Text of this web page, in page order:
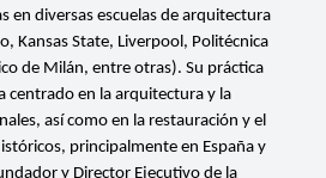
en diversas escuelas de arquitectura
Kansas State, Liverpool, Politécnica
de Milán, entre otras). Su práctica
centrado en la arquitectura y la
así como en la restauración y el
principalmente en España y
y Director Ejecutivo de la